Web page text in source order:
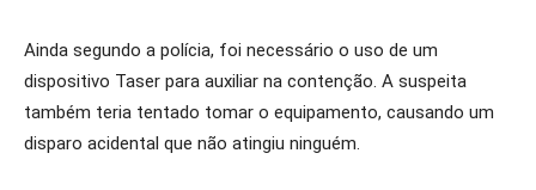
Ainda segundo a polícia, foi necessário o uso de um
dispositivo Taser para auxiliar na contenção. A suspeita
também teria tentado tomar o equipamento, causando um
disparo acidental que não atingiu ninguém.